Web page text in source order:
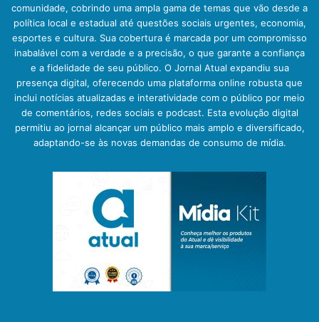
comunidade, cobrindo uma ampla gama de temas que vão desde a
política local e estadual até questões sociais urgentes, economia,
esportes e cultura. Sua cobertura é marcada por um compromisso
inabalável com a verdade e a precisão, o que garante a confiança
e a fidelidade de seu público. O Jornal Atual expandiu sua
presença digital, oferecendo uma plataforma online robusta que
inclui notícias atualizadas e interatividade com o público por meio
de comentários, redes sociais e podcast. Esta evolução digital
permitiu ao jornal alcançar um público mais amplo e diversificado,
adaptando-se às novas demandas de consumo de mídia.